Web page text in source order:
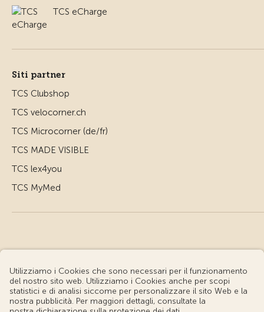
TCS eCharge
Siti partner
TCS Clubshop
TCS velocorner.ch
TCS Microcorner (de/fr)
TCS MADE VISIBLE
TCS lex4you
TCS MyMed